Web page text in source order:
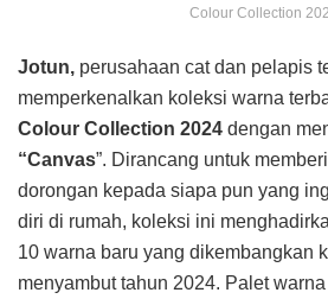
Colour Collection
Jotun, perusahaan cat dan pelapis
memperkenalkan koleksi warna
Colour Collection 2024 dengan
“Canvas”. Dirancang untuk
dorongan kepada siapa pun yang
diri di rumah, koleksi ini
10 warna baru yang dikembangkan
menyambut tahun 2024. Palet warna